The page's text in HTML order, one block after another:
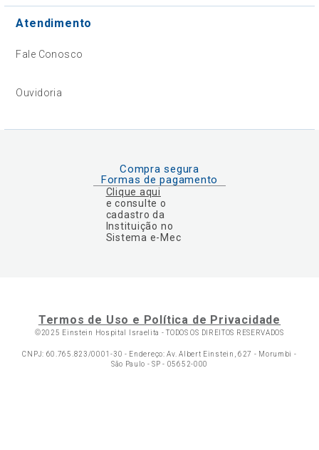
Atendimento
Fale Conosco
Ouvidoria
Compra segura
Formas de pagamento
Clique aqui
e consulte o
cadastro da
Instituição no
Sistema e-Mec
Termos de Uso e Política de Privacidade
©2025 Einstein Hospital Israelita - TODOS OS DIREITOS RESERVADOS
CNPJ: 60.765.823/0001-30 - Endereço: Av. Albert Einstein, 627 - Morumbi -
São Paulo - SP - 05652-000